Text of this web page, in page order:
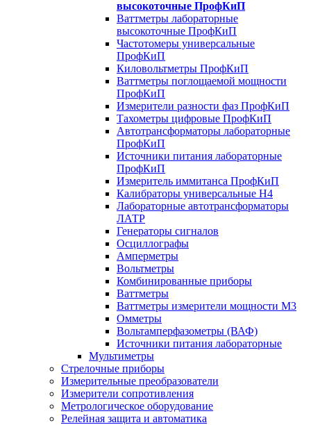
высокоточные ПрофКиП
Ваттметры лабораторные
высокоточные ПрофКиП
Частотомеры универсальные
ПрофКиП
Киловольтметры ПрофКиП
Ваттметры поглощаемой мощности
ПрофКиП
Измерители разности фаз ПрофКиП
Тахометры цифровые ПрофКиП
Автотрансформаторы лабораторные
ПрофКиП
Источники питания лабораторные
ПрофКиП
Измеритель иммитанса ПрофКиП
Калибраторы универсальные Н4
Лабораторные автотрансформаторы
ЛАТР
Генераторы сигналов
Осциллографы
Амперметры
Вольтметры
Комбинированные приборы
Ваттметры
Ваттметры измерители мощности М3
Омметры
Вольтамперфазометры (ВАФ)
Источники питания лабораторные
Мультиметры
Стрелочные приборы
Измерительные преобразователи
Измерители сопротивления
Метрологическое оборудование
Релейная защита и автоматика